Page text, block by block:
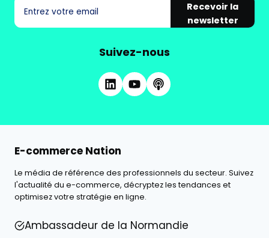
Recevoir la
newsletter
Suivez-nous
E-commerce Nation
Le média de référence des professionnels du secteur. Suivez
l'actualité du e-commerce, décryptez les tendances et
optimisez votre stratégie en ligne.
Ambassadeur de la Normandie